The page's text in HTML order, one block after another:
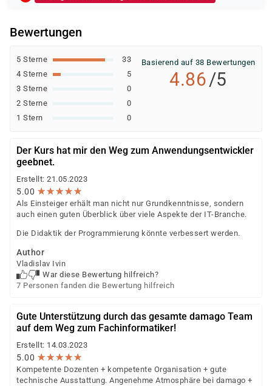
Bewertungen
5 Sterne
33
4 Sterne
5
3 Sterne
0
2 Sterne
0
1 Stern
0
Basierend auf 38 Bewertungen
4.86/5
Der Kurs hat mir den Weg zum Anwendungsentwickler
geebnet.
Erstellt: 21.05.2023
5.00 ★★★★★
★★★★★
Als Einsteiger erhält man nicht nur Grundkenntnisse, sondern
auch einen guten Überblick über viele Aspekte der IT-Branche.
Die Didaktik der Programmierung könnte verbessert werden.
Author
Vladislav Ivin
War diese Bewertung hilfreich?
7 Personen fanden die Bewertung hilfreich
Gute Unterstützung durch das gesamte damago Team
auf dem Weg zum Fachinformatiker!
Erstellt: 14.03.2023
5.00 ★★★★★
★★★★★
Kompetente Dozenten + kompetente Organisation + gute
technische Ausstattung. Angenehme Atmosphäre bei damago +